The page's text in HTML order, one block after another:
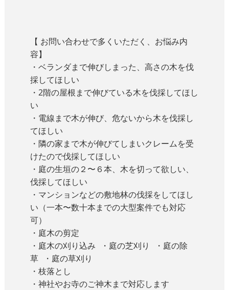
【 お問い合わせで多くいただく、お悩み内
容】
・ベランダまで伸びしまった、高さの木を伐
採してほしい
・2階の屋根まで伸びている木を伐採してほし
い
・電線まで木が伸び、危ないから木を伐採し
てほしい
・隣の家まで木が伸びてしまいクレームを受
けたので伐採してほしい
・庭の生垣の２〜６本、木を切って欲しい、
伐採してほしい
・マンションなどの敷地林の伐採をしてほし
い（一本〜数十本までの大型案件でも対応
可）
・庭木の剪定
・庭木の刈り込み ・庭の芝刈り ・庭の除
草 ・庭の草刈り
・枝落とし
・神社やお寺のご神木まで対応します